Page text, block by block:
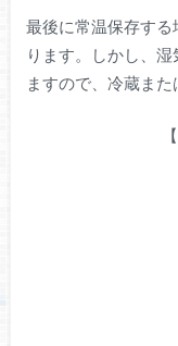
最後に常温保存す
ります。しかし、
ますので、冷蔵また